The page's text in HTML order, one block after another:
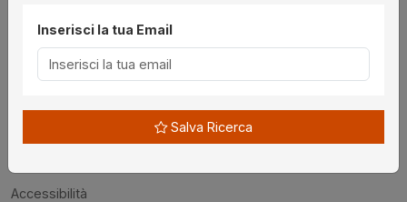
Utilità
Chi siamo
Disclaimer
Accessibilità
Inserisci la tua Email
Salva Ricerca